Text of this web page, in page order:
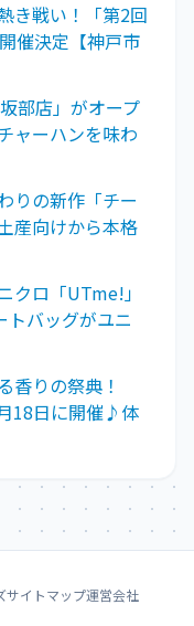
き戦い！「第2回
催決定【神戸市
部店」がオープ
ャーハンを味わ
りの新作「チー
産向けから本格
クロ「UTme!」
バッグがユニ
香りの祭典！
18日に開催♪体
サイトマップ運営会社